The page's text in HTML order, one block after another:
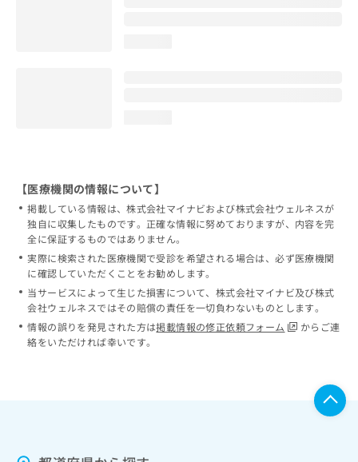
【医療機関の情報について】
掲載している情報は、株式会社マイナビおよび株式会社ウェルネスが
独自に収集したものです。正確な情報に努めておりますが、内容を完
全に保証するものではありません。
実際に検索された医療機関で受診を希望される場合は、必ず医療機関
に確認していただくことをお勧めします。
当サービスによって生じた損害について、株式会社マイナビ及び株式
会社ウェルネスではその賠償の責任を一切負わないものとします。
情報の誤りを発見された方は掲載情報の修正依頼フォーム
からご連
絡をいただければ幸いです。